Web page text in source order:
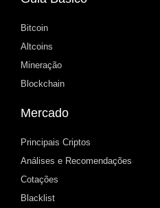
Bitcoin
Altcoins
Mineração
Blockchain
Mercado
Principais Criptos
Análises e Recomendações
Cotações
Blacklist